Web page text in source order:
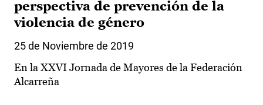
perspectiva de prevención de la
violencia de género
25 de Noviembre de 2019
En la XXVI Jornada de Mayores de la Federación
Alcarreña